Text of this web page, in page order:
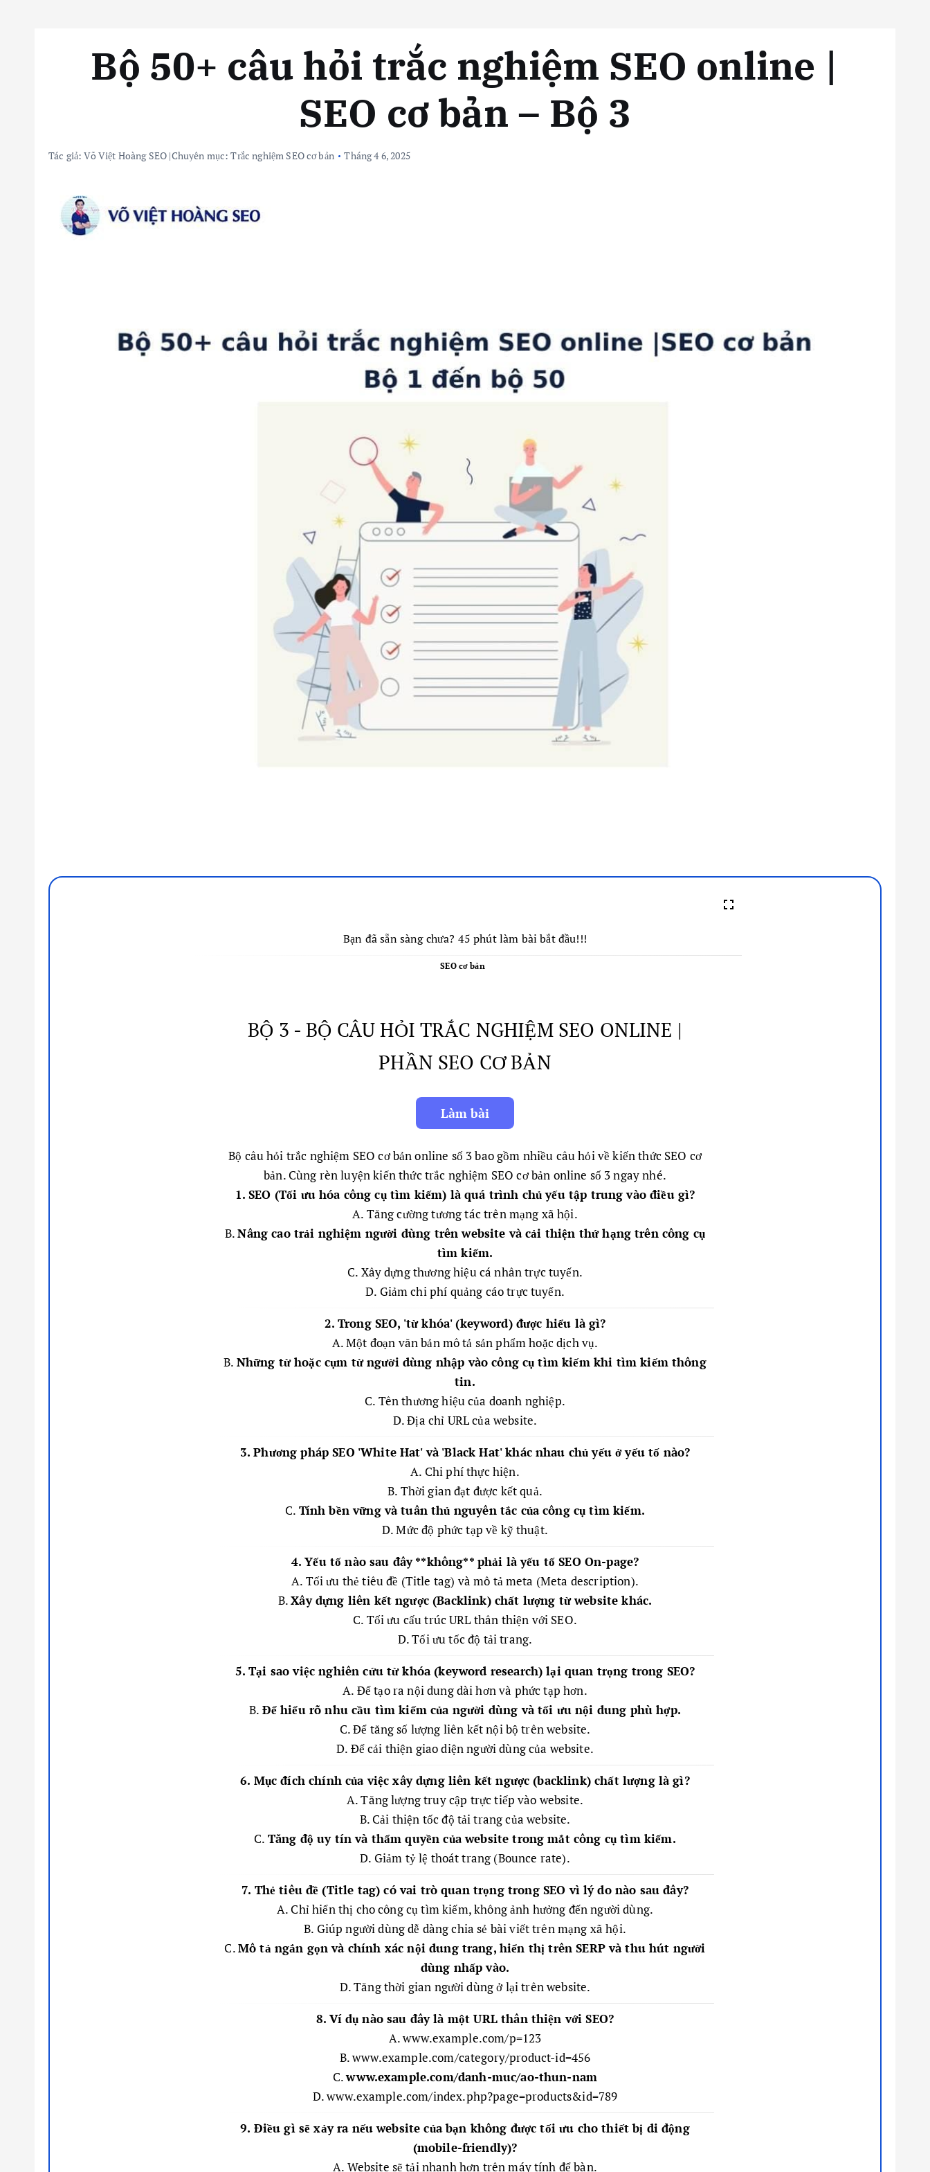
Bộ 50+ câu hỏi trắc nghiệm SEO online |
SEO cơ bản – Bộ 3
Tác giả:Võ Việt Hoàng SEO |Chuyên mục:Trắc nghiệm SEO cơ bản Tháng 4 6, 2025
Bạn đã sẵn sàng chưa? 45 phút làm bài bắt đầu!!!
SEO cơ bản
BỘ 3 - BỘ CÂU HỎI TRẮC NGHIỆM SEO ONLINE |
PHẦN SEO CƠ BẢN
Bộ câu hỏi trắc nghiệm SEO cơ bản online số 3 bao gồm nhiều câu hỏi về kiến thức SEO cơ
bản. Cùng rèn luyện kiến thức trắc nghiệm SEO cơ bản online số 3 ngay nhé.
1. SEO (Tối ưu hóa công cụ tìm kiếm) là quá trình chủ yếu tập trung vào điều gì?
A. Tăng cường tương tác trên mạng xã hội.
B.Nâng cao trải nghiệm người dùng trên website và cải thiện thứ hạng trên công cụ
tìm kiếm.
C. Xây dựng thương hiệu cá nhân trực tuyến.
D. Giảm chi phí quảng cáo trực tuyến.
2. Trong SEO, 'từ khóa' (keyword) được hiểu là gì?
A. Một đoạn văn bản mô tả sản phẩm hoặc dịch vụ.
B. Những từ hoặc cụm từ người dùng nhập vào công cụ tìm kiếm khi tìm kiếm thông
tin.
C. Tên thương hiệu của doanh nghiệp.
D. Địa chỉ URL của website.
3. Phương pháp SEO 'White Hat' và 'Black Hat' khác nhau chủ yếu ở yếu tố nào?
A. Chi phí thực hiện.
B. Thời gian đạt được kết quả.
C. Tính bền vững và tuân thủ nguyên tắc của công cụ tìm kiếm.
D. Mức độ phức tạp về kỹ thuật.
4. Yếu tố nào sau đây **không** phải là yếu tố SEO On-page?
A. Tối ưu thẻ tiêu đề (Title tag) và mô tả meta (Meta description).
B.Xây dựng liên kết ngược (Backlink) chất lượng từ website khác.
C. Tối ưu cấu trúc URL thân thiện với SEO.
D. Tối ưu tốc độ tải trang.
5. Tại sao việc nghiên cứu từ khóa (keyword research) lại quan trọng trong SEO?
A. Để tạo ra nội dung dài hơn và phức tạp hơn.
B. Để hiểu rõ nhu cầu tìm kiếm của người dùng và tối ưu nội dung phù hợp.
C. Để tăng số lượng liên kết nội bộ trên website.
D. Để cải thiện giao diện người dùng của website.
6. Mục đích chính của việc xây dựng liên kết ngược (backlink) chất lượng là gì?
A. Tăng lượng truy cập trực tiếp vào website.
B. Cải thiện tốc độ tải trang của website.
C. Tăng độ uy tín và thẩm quyền của website trong mắt công cụ tìm kiếm.
D. Giảm tỷ lệ thoát trang (Bounce rate).
7. Thẻ tiêu đề (Title tag) có vai trò quan trọng trong SEO vì lý do nào sau đây?
A. Chỉ hiển thị cho công cụ tìm kiếm, không ảnh hưởng đến người dùng.
B. Giúp người dùng dễ dàng chia sẻ bài viết trên mạng xã hội.
C.Mô tả ngắn gọn và chính xác nội dung trang, hiển thị trên SERP và thu hút người
dùng nhấp vào.
D. Tăng thời gian người dùng ở lại trên website.
8. Ví dụ nào sau đây là một URL thân thiện với SEO?
A. www.example.com/p=123
B. www.example.com/category/product-id=456
C.www.example.com/danh-muc/ao-thun-nam
D. www.example.com/index.php?page=products&id=789
9. Điều gì sẽ xảy ra nếu website của bạn không được tối ưu cho thiết bị di động
(mobile-friendly)?
A. Website sẽ tải nhanh hơn trên máy tính để bàn.